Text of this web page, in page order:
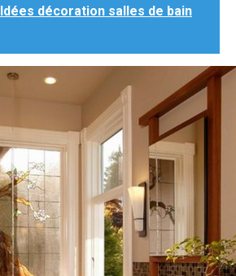
Idées décoration salles de bain